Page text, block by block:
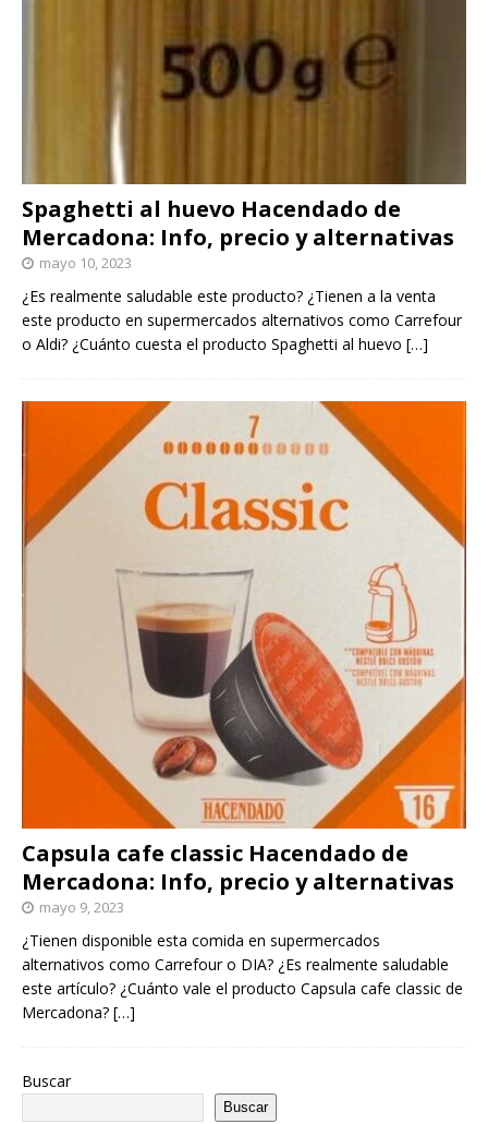
Spaghetti al huevo Hacendado de
Mercadona: Info, precio y alternativas
mayo 10, 2023
¿Es realmente saludable este producto? ¿Tienen a la venta
este producto en supermercados alternativos como Carrefour
o Aldi? ¿Cuánto cuesta el producto Spaghetti al huevo […]
Capsula cafe classic Hacendado de
Mercadona: Info, precio y alternativas
mayo 9, 2023
¿Tienen disponible esta comida en supermercados
alternativos como Carrefour o DIA? ¿Es realmente saludable
este artículo? ¿Cuánto vale el producto Capsula cafe classic de
Mercadona? […]
Buscar
Buscar